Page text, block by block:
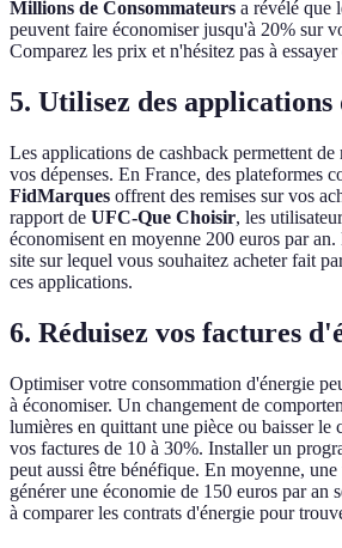
Millions de Consommateurs a révélé que
peuvent faire économiser jusqu'à 20% sur
Comparez les prix et n'hésitez pas à essayer
5. Utilisez des applications
Les applications de cashback permettent de
vos dépenses. En France, des plateformes
FidMarques offrent des remises sur vos
rapport de UFC-Que Choisir, les
économisent en moyenne 200 euros par
site sur lequel vous souhaitez acheter fait
ces applications.
6. Réduisez vos factures
Optimiser votre consommation d'énergie
à économiser. Un changement de
lumières en quittant une pièce ou baisser le
vos factures de 10 à 30%. Installer un
peut aussi être bénéfique. En moyenne,
générer une économie de 150 euros par an
à comparer les contrats d'énergie pour